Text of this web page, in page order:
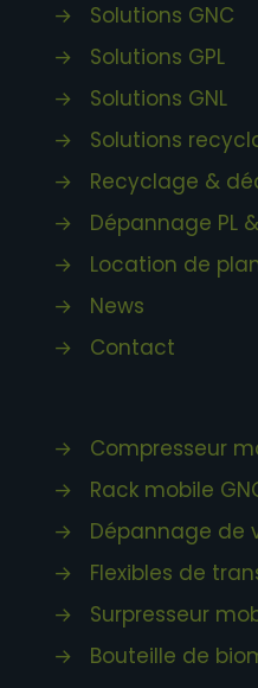
→
Solutions GNC
→
Solutions GPL
→
Solutions GNL
→
Solutions
→
Recyclage &
→
Dépannage PL
→
Location de
→
News
→
Contact
→
Compresseur
→
Rack mobile
→
Dépannage de
→
Flexibles de
→
Surpresseur
→
Bouteille de